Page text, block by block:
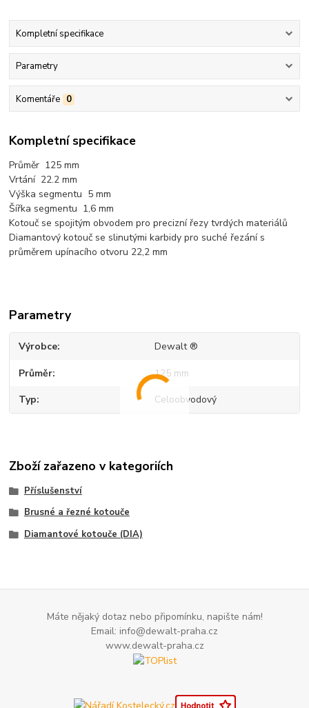
Kompletní specifikace
Parametry
Komentáře 0
Kompletní specifikace
Průměr 125 mm
Vrtání 22.2 mm
Výška segmentu 5 mm
Šířka segmentu 1,6 mm
Kotouč se spojitým obvodem pro precizní řezy tvrdých materiálů
Diamantový kotouč se slinutými karbidy pro suché řezání s
průměrem upínacího otvoru 22,2 mm
Parametry
Výrobce Dewalt ®
Průměr 125 mm
Typ Celoobvodový
Zboží zařazeno v kategoriích
Příslušenství
Brusné a řezné kotouče
Diamantové kotouče (DIA)
Máte nějaký dotaz nebo připomínku, napište nám!
Email: info@dewalt-praha.cz
www.dewalt-praha.cz